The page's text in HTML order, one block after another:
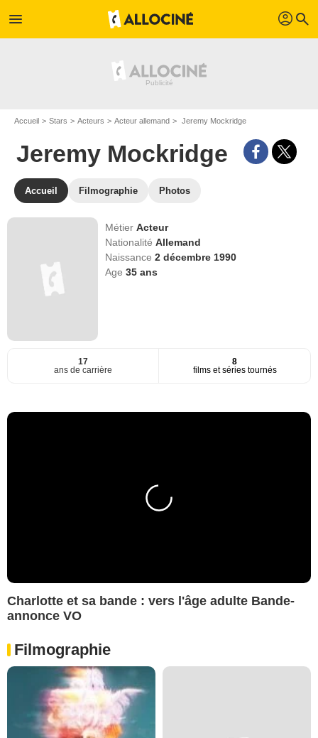
menu profil search
Accueil Stars Acteurs Acteur allemand Jeremy Mockridge
Jeremy Mockridge
Accueil Filmographie Photos
MétierActeur
NationalitéAllemand
Naissance2 décembre 1990
Age35 ans
17
ans de carrière
8
films et séries tournés
Charlotte et sa bande : vers l'âge adulte Bande-
annonce VO
Filmographie